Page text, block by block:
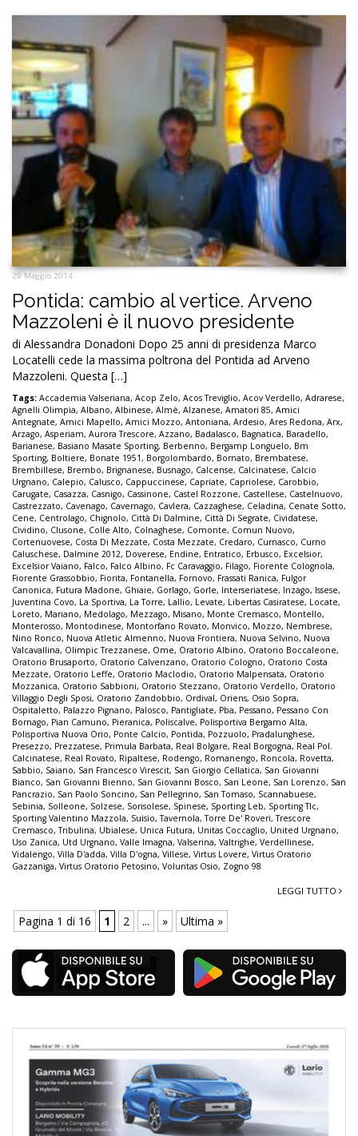
29 Maggio 2014
Pontida: cambio al vertice. Arveno
Mazzoleni è il nuovo presidente
di Alessandra Donadoni Dopo 25 anni di presidenza Marco
Locatelli cede la massima poltrona del Pontida ad Arveno
Mazzoleni. Questa […]
Tags: Accademia Valseriana, Acop Zelo, Acos Treviglio, Acov Verdello, Adrarese,
Agnelli Olimpia, Albano, Albinese, Almè, Alzanese, Amatori 85, Amici
Antegnate, Amici Mapello, Amici Mozzo, Antoniana, Ardesio, Ares Redona, Arx,
Arzago, Asperiam, Aurora Trescore, Azzano, Badalasco, Bagnatica, Baradello,
Barianese, Basiano Masate Sporting, Berbenno, Bergamp Longuelo, Bm
Sporting, Boltiere, Bonate 1951, Borgolombardo, Bornato, Brembatese,
Brembillese, Brembo, Brignanese, Busnago, Calcense, Calcinatese, Calcio
Urgnano, Calepio, Calusco, Cappuccinese, Capriate, Capriolese, Carobbio,
Carugate, Casazza, Casnigo, Cassinone, Castel Rozzone, Castellese, Castelnuovo,
Castrezzato, Cavenago, Cavernago, Cavlera, Cazzaghese, Celadina, Cenate Sotto,
Cene, Centrolago, Chignolo, Città Di Dalmine, Città Di Segrate, Cividatese,
Cividino, Clusone, Colle Alto, Colnaghese, Comonte, Comun Nuovo,
Cortenuovese, Costa Di Mezzate, Costa Mezzate, Credaro, Curnasco, Curno
Caluschese, Dalmine 2012, Doverese, Endine, Entratico, Erbusco, Excelsior,
Excelsior Vaiano, Falco, Falco Albino, Fc Caravaggio, Filago, Fiorente Colognola,
Fiorente Grassobbio, Fiorita, Fontanella, Fornovo, Frassati Ranica, Fulgor
Canonica, Futura Madone, Ghiaie, Gorlago, Gorle, Interseriatese, Inzago, Issese,
Juventina Covo, La Sportiva, La Torre, Lallio, Levate, Libertas Casiratese, Locate,
Loreto, Mariano, Medolago, Mezzago, Misano, Monte Cremasco, Montello,
Monterosso, Montodinese, Montorfano Rovato, Monvico, Mozzo, Nembrese,
Nino Ronco, Nuova Atletic Almenno, Nuova Frontiera, Nuova Selvino, Nuova
Valcavallina, Olimpic Trezzanese, Ome, Oratorio Albino, Oratorio Boccaleone,
Oratorio Brusaporto, Oratorio Calvenzano, Oratorio Cologno, Oratorio Costa
Mezzate, Oratorio Leffe, Oratorio Maclodio, Oratorio Malpensata, Oratorio
Mozzanica, Oratorio Sabbioni, Oratorio Stezzano, Oratorio Verdello, Oratorio
Villaggio Degli Sposi, Oratorio Zandobbio, Ordival, Oriens, Osio Sopra,
Ospitaletto, Palazzo Pignano, Palosco, Pantigliate, Pba, Pessano, Pessano Con
Bornago, Pian Camuno, Pieranica, Poliscalve, Polisportiva Bergamo Alta,
Polisportiva Nuova Orio, Ponte Calcio, Pontida, Pozzuolo, Pradalunghese,
Presezzo, Prezzatese, Primula Barbata, Real Bolgare, Real Borgogna, Real Pol.
Calcinatese, Real Rovato, Ripaltese, Rodengo, Romanengo, Roncola, Rovetta,
Sabbio, Saiano, San Francesco Virescit, San Giorgio Cellatica, San Giovanni
Bianco, San Giovanni Bienno, San Giovanni Bosco, San Leone, San Lorenzo, San
Pancrazio, San Paolo Soncino, San Pellegrino, San Tomaso, Scannabuese,
Sebinia, Solleone, Solzese, Sorisolese, Spinese, Sporting Leb, Sporting Tlc,
Sporting Valentino Mazzola, Suisio,Tavernola,Torre De' Roveri,Trescore
Cremasco,Tribulina, Ubialese, Unica Futura, Unitas Coccaglio, United Urgnano,
Uso Zanica, Utd Urgnano, Valle Imagna, Valserina, Valtrighe, Verdellinese,
Vidalengo, Villa D'adda, Villa D'ogna, Villese, Virtus Lovere, Virtus Oratorio
Gazzaniga, Virtus Oratorio Petosino, Voluntas Osio, Zogno 98
LEGGI TUTTO
Pagina 1 di 16 1 2 ... » Ultima »